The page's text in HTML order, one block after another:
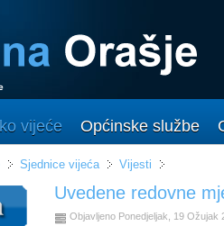
vijeće Općinske službe
Sjednice vijeća Vijesti
Uvedene redovne
Objavljeno Ponedjeljak, 19 Ožujak